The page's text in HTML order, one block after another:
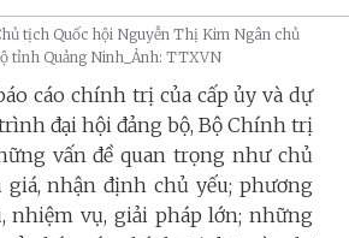
tịch Quốc hội Nguyễn Thị Kim Ngân chủ
tỉnh Quảng Ninh_Ảnh: TTXVN
cáo chính trị của cấp ủy và dự
đại hội đảng bộ, Bộ Chính trị
vấn đề quan trọng như chủ
giá, nhận định chủ yếu; phương
nhiệm vụ, giải pháp lớn; những